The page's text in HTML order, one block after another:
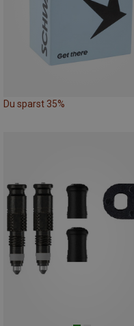
Du sparst 35%